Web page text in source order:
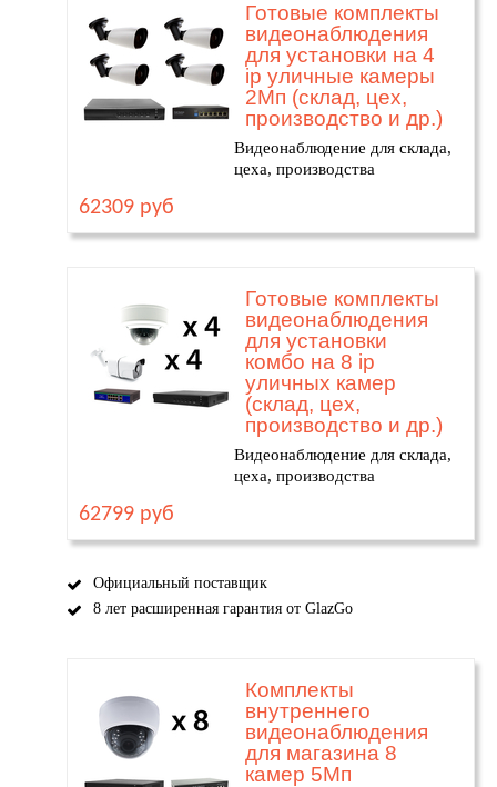
Готовые комплекты
видеонаблюдения
для установки на 4
ip уличные камеры
2Мп (склад, цех,
производство и др.)
Видеонаблюдение для склада,
цеха, производства
62309 руб
Готовые комплекты
видеонаблюдения
для установки
комбо на 8 ip
уличных камер
(склад, цех,
производство и др.)
Видеонаблюдение для склада,
цеха, производства
62799 руб
Официальный поставщик
8 лет расширенная гарантия от GlazGo
Комплекты
внутреннего
видеонаблюдения
для магазина 8
камер 5Мп